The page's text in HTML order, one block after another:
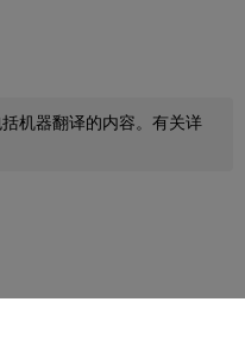
机器翻译的内容。有关详